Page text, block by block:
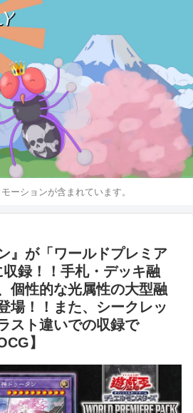
ーションが含まれています。
』が「ワールドプレミア
録！！手札・デッキ融
個性的な光属性の大型融
場！！また、シークレッ
スト違いでの収録で
】